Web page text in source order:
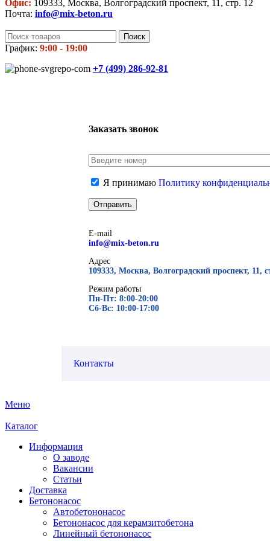
Офис: 109333, Москва, Волгоградский проспект, 11, стр. 12
Почта: info@mix-beton.ru
Поиск
График: 9:00 - 19:00
+7 (499) 286-92-81
Заказать звонок
Я принимаю Политику
E-mail
info@mix-beton.ru
Адрес
109333, Москва, Волгоградский проспект, 11,
Режим работы
Пн-Пт: 8:00-20:00
Сб-Вс: 10:00-17:00
Контакты
Меню
Каталог
Информация
О заводе
Вакансии
Статьи
Доставка
Бетононасос
Автобетононасос
Бетононасос для керамзитобетона
Линейный бетононасос